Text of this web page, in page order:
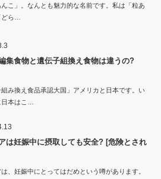
んこ」。なんとも魅力的な名前です。私は「粒あ
ら…
集食物と遺伝子組換え食物は違うの?
組み換え食品承認大国」アメリカと日本です。い
本はこ…
は妊娠中に摂取しても安全? [危険とされ
、妊娠中にとってはだめという噂があります。